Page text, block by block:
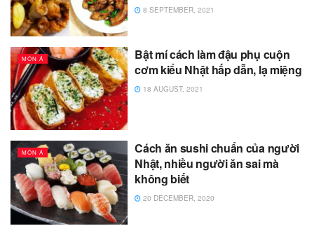
8 SEPTEMBER, 2021
MÓN Á
Bật mí cách làm đậu phụ cuộn
cơm kiểu Nhật hấp dẫn, lạ miệng
18 AUGUST, 2021
MÓN Á
Cách ăn sushi chuẩn của người
Nhật, nhiều người ăn sai mà
không biết
20 DECEMBER, 2020